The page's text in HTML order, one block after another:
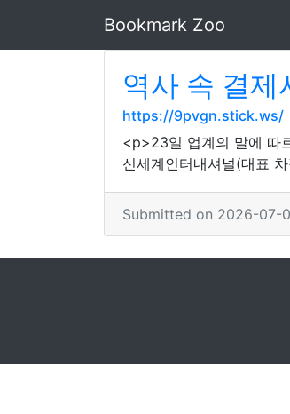
Bookmark Zoo
역사 속 결제
https://9pvgn.stick.ws/
<p>23일 업계의 말에 따
신세계인터내셔널(대표
Submitted on 2026-07-